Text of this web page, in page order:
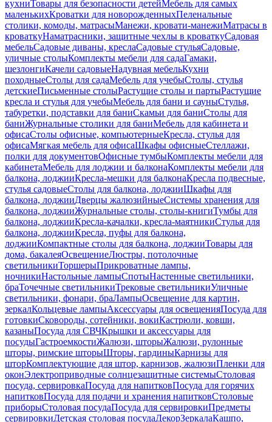
кухниТовары для безопасности детейМебель для самых
маленькихКроватки для новорожденныхПеленальные
столики, комоды, матрасыМанежи, кровати-манежиМатрасы в
кроваткуНаматрасники, защитные чехлы в кроваткуСадовая
мебельСадовые диваны, креслаСадовые стульяСадовые,
уличные столыКомплекты мебели для садаГамаки,
шезлонгиКачели садовыеНадувная мебельКухни
походныеСтолы для садаМебель для учебыСтолы, стулья
детскиеПисьменные столыРастущие столы и партыРастущие
кресла и стулья для учебыМебель для бани и сауныСтулья,
табуретки, подставки для баниСкамьи для баниСтолы для
баниЖурнальные столики для баниМебель для кабинета и
офисаСтолы офисные, компьютерныеКресла, стулья для
офисаМягкая мебель для офисаШкафы офисныеСтеллажи,
полки для документовОфисные тумбыКомплекты мебели для
кабинетаМебель для лоджии и балконаКомплекты мебели для
балкона, лоджииКресла-мешки для балконаКресла подвесные,
стулья садовыеСтолы для балкона, лоджииШкафы для
балкона, лоджииДверцы жалюзийныеСистемы хранения для
балкона, лоджииЖурнальные столы, столы-книгиТумбы для
балкона, лоджииКресла-качалки, кресла-маятникиСтулья для
балкона, лоджииКресла, пуфы для балкона,
лоджииКомпактные столы для балкона, лоджииТовары для
дома, бакалеяОсвещениеЛюстры, потолочные
светильникиТоршерыПрикроватные лампы,
ночникиНастольные лампыСпотыНастенные светильники,
браТочечные светильникиТрековые светильникиУличные
светильники, фонари, браЛампыОсвещение для картин,
зеркалКольцевые лампыАксессуары для освещенияПосуда для
готовкиСковороды, сотейники, вокиКастрюли, ковши,
казаныПосуда для СВЧКрышки и аксессуары для
посудыГастроемкостиЖалюзи, шторыЖалюзи, рулонные
шторы, римские шторыШторы, гардиныКарнизы для
шторКомплектующие для штор, карнизов, жалюзиПленки для
оконЭлектроприводные солнцезащитные системыСтоловая
посуда, сервировкаПосуда для напитковПосуда для горячих
напитковПосуда для подачи и хранения напитковСтоловые
приборыСтоловая посудаПосуда для сервировкиПредметы
сервировкиДетская столовая посудаДекорЗеркалаКашпо,